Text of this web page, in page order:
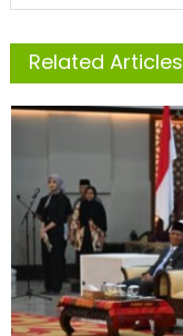
Related Articles